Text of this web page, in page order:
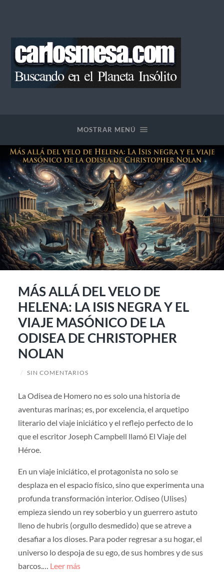
MOSTRAR MENÚ
MÁS ALLÁ DEL VELO DE
HELENA: LA ISIS NEGRA Y EL
VIAJE MASÓNICO DE LA
ODISEA DE CHRISTOPHER
NOLAN
/ SIN COMENTARIOS
La Odisea de Homero no es solo una historia de
aventuras marinas; es, por excelencia, el arquetipo
literario del viaje iniciático y el reflejo perfecto de lo
que el escritor Joseph Campbell llamó El Viaje del
Héroe.
En un viaje iniciático, el protagonista no solo se
desplaza en el espacio físico, sino que experimenta una
profunda transformación interior. Odiseo (Ulises)
empieza siendo un rey soberbio y un guerrero astuto
lleno de hubris (orgullo desmedido) que se atreve a
desafiar a los dioses. Para poder regresar a su hogar, el
universo lo despoja de su ego, de sus hombres y de sus
barcos.… Leer más